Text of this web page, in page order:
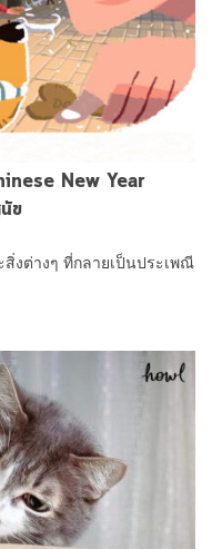
New Year
ข
งต่างๆ ที่กลายเป็นประเพณี